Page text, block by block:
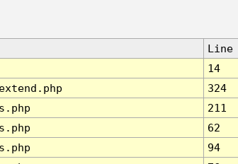
Line
14
324
211
62
94